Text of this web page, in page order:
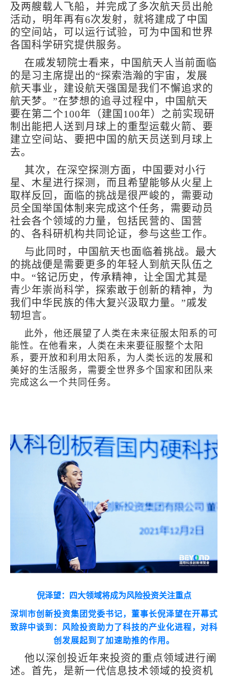
及两艘载人飞船，并完成了多次航天员出舱
活动，明年再有6次发射，就将建成了中国
的空间站，可以运行试验，可为中国和世界
各国科学研究提供服务。
在戚发轫院士看来，中国航天人当前面临
的是习主席提出的“探索浩瀚的宇宙，发展
航天事业，建设航天强国是我们不懈追求的
航天梦。”在梦想的追寻过程中，中国航天
要在第二个100年（建国100年）之前实现研
制出能把人送到月球上的重型运载火箭、要
建立空间站、要把中国的航天员送到月球上
去。
其次，在深空探测方面，中国要对小行
星、木星进行探测，而且希望能够从火星上
取样反回，面临的挑战是很严峻的，需要动
员全国举国体制来完成这个任务，需要动员
社会各个领域的力量，包括民营的、国营
的、各科研机构共同论证，参与这些工作。
与此同时，中国航天也面临着挑战。最大
的挑战便是需要更多的年轻人到航天队伍之
中。“铭记历史，传承精神，让全国尤其是
青少年崇尚科学，探索敢于创新的精神，为
我们中华民族的伟大复兴汲取力量。”戚发
轫坦言。
此外，他还展望了人类在未来征服太阳系的可
能性。在他看来，人类在未来要征服整个太阳
系，要开放和利用太阳系，为人类长远的发展和
美好的生活服务，需要全世界多个国家和团队来
完成这么一个共同任务。
倪泽望：四大领域将成为风险投资关注重点
深圳市创新投资集团党委书记，董事长倪泽望在开幕式
致辞中谈到：风险投资助力了科技的产业化进程，对科
创发展起到了加速助推的作用。
他以深创投近年来投资的重点领域进行阐
述。首先，是新一代信息技术领域的投资机